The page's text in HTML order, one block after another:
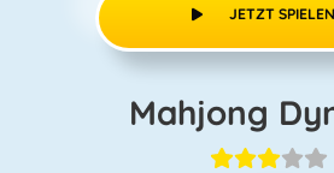
JETZT
Mahjong